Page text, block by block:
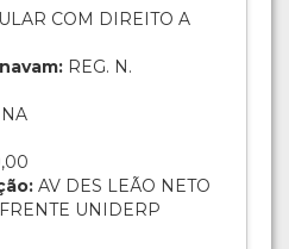
COM DIREITO A
REG. N.
AV DES LEÃO NETO
UNIDERP